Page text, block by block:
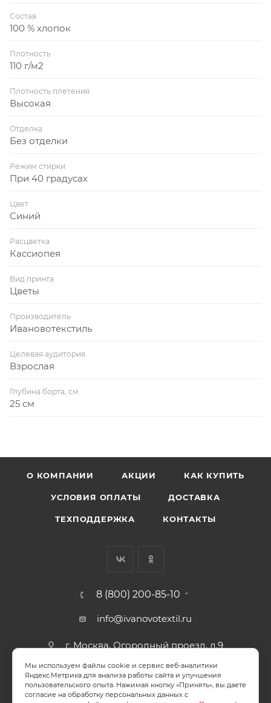
Состав
100 % хлопок
Плотность
110 г/м2
Плотность плетения
Высокая
Отделка
Без отделки
Режим стирки
При 40 градусах
Цвет
Синий
Расцветка
Кассиопея
Вид принта
Цветы
Производитель
Ивановотекстиль
Целевая аудитория
Взрослая
Глубина борта, см
25 см
О КОМПАНИИ АКЦИИ КАК КУПИТЬ
УСЛОВИЯ ОПЛАТЫ ДОСТАВКА
ТЕХПОДДЕРЖКА КОНТАКТЫ
8 (800) 200-85-10
info@ivanovotextil.ru
г. Москва, Огородный проезд, д.9
СОГЛАСИЕ НА ОБРАБОТКУ ПЕРСОНАЛЬНЫХ ДАННЫХ
Мы используем файлы cookie и сервис веб-аналитики
Яндекс.Метрика для анализа работы сайта и улучшения
пользовательского опыта. Нажимая кнопку «Принять», вы даете
согласие на обработку персональных данных с